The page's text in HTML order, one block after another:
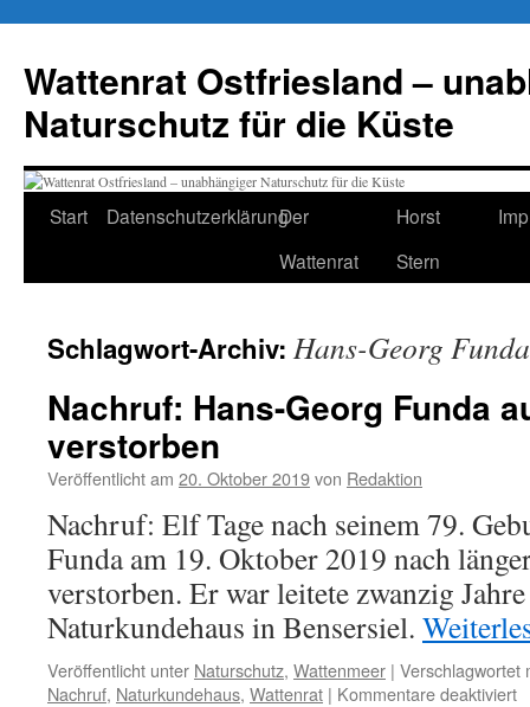
springen
Wattenrat Ostfriesland –
Naturschutz für die Küste
Start DatenschutzerklärungDer
Wattenrat
Horst
Stern
Schlagwort-Archiv: Hans-Georg Funda
Nachruf: Hans-Georg Funda
verstorben
Veröffentlicht am 20. Oktober 2019von Redaktion
Nachruf: Elf Tage nach seinem 79.
Funda am 19. Oktober 2019 nach
verstorben. Er war leitete zwanzig
Naturkundehaus in Bensersiel.
Veröffentlicht unter Naturschutz, Wattenmeer | Verschlagwortet
Nachruf, Naturkundehaus, Wattenrat | Kommentare deaktiviert